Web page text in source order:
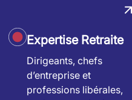
Expertise Retraite
Dirigeants, chefs
d’entreprise et
professions libérales,